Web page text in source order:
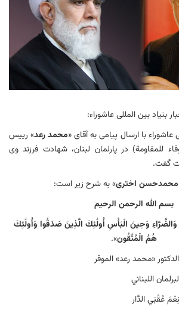
بنیاد بین المللی عاشوراء:
عاشوراء با ارسال پیامی به آقای «محمد رعد» رییس
للمقاومة) در پارلمان لبنان، شهادت فرزند وی
گفت.
محمدحسن اختری» به شرح زیر است:
بسم الله الرحمن الرحیم
وَالضَّرَّاءِ وَحِينَ الْبَأْسِ أُولَٰئِكَ الَّذِينَ صَدَقُوا وَأُولَٰئِكَ
هُمُ الْمُتَّقُون».
«محمد رعد» الموقر
اللبناني
عُقْبَي الدَّار